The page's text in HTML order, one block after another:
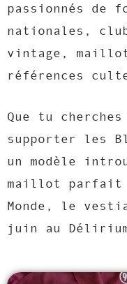
passionnés de
nationales,
vintage,
références
Que tu
supporter les
un modèle
maillot parfait
Monde, le
juin au